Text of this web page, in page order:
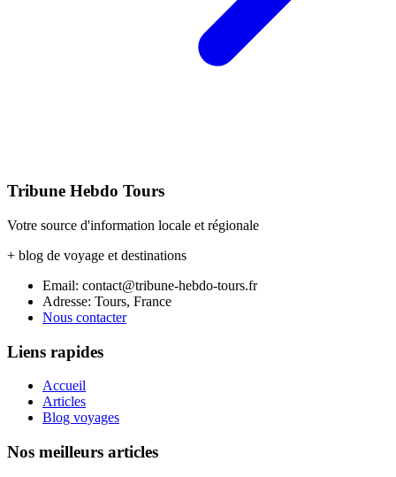
Tribune Hebdo Tours
Votre source d'information locale et régionale
+ blog de voyage et destinations
Email: contact@tribune-hebdo-tours.fr
Adresse: Tours, France
Nous contacter
Liens rapides
Accueil
Articles
Blog voyages
Nos meilleurs articles